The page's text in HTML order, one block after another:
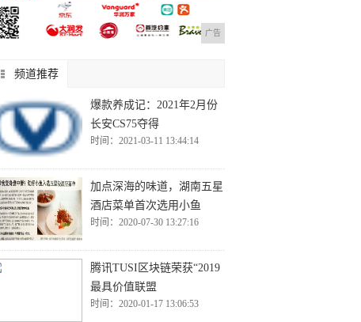
广告
频道推荐
爆款养成记：2021年2月份
长安CS75夺得
时间：2021-03-11 13:44:14
加点深海的味道，湖南五星
酒店菜单首次选用小鱼
时间：2020-07-30 13:27:16
腾讯TUSI区块链荣获“2019
最具价值联盟
时间：2020-01-17 13:06:53